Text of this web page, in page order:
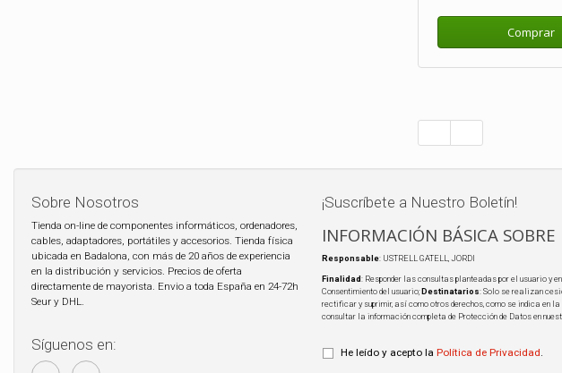
Comprar
Sobre Nosotros
Tienda on-line de componentes informáticos, ordenadores,
cables, adaptadores, portátiles y accesorios. Tienda física
ubicada en Badalona, con más de 20 años de experiencia
en la distribución y servicios. Precios de oferta
directamente de mayorista. Envio a toda España en 24-72h
Seur y DHL.
Síguenos en:
¡Suscríbete a Nuestro Boletín!
INFORMACIÓN BÁSICA
Responsable: USTRELL GATELL, JORDI
Finalidad: Responder las consultas planteadas por el usuario y
Consentimiento del usuario;Destinatarios: Solo se realizan
rectificar y suprimir, así como otros derechos, como se indica en
consultar la información completa de Protección de Datos en
He leído y acepto la Política de Privacidad.